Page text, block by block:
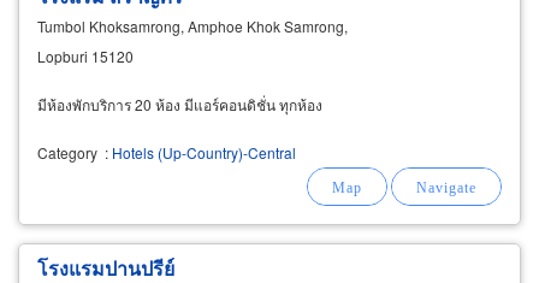
Tumbol Khoksamrong, Amphoe Khok Samrong,
Lopburi 15120
มีห้องพักบริการ 20 ห้อง มีแอร์คอนดิชั่น ทุกห้อง
Category : Hotels (Up-Country)-Central
โรงแรมปานปรีย์